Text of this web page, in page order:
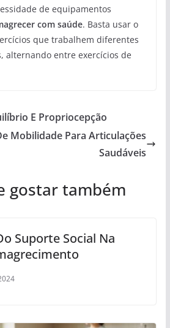
de equipamentos
com saúde. Basta usar o
que trabalhem diferentes
alternando entre exercícios de
E Propriocepção
Mobilidade Para Articulações
Saudáveis
gostar também
Suporte Social Na